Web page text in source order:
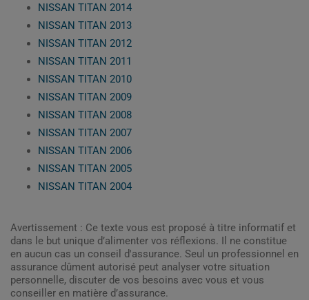
NISSAN TITAN 2014
NISSAN TITAN 2013
NISSAN TITAN 2012
NISSAN TITAN 2011
NISSAN TITAN 2010
NISSAN TITAN 2009
NISSAN TITAN 2008
NISSAN TITAN 2007
NISSAN TITAN 2006
NISSAN TITAN 2005
NISSAN TITAN 2004
Avertissement : Ce texte vous est proposé à titre informatif et
dans le but unique d’alimenter vos réflexions. Il ne constitue
en aucun cas un conseil d'assurance. Seul un professionnel en
assurance dûment autorisé peut analyser votre situation
personnelle, discuter de vos besoins avec vous et vous
conseiller en matière d’assurance.